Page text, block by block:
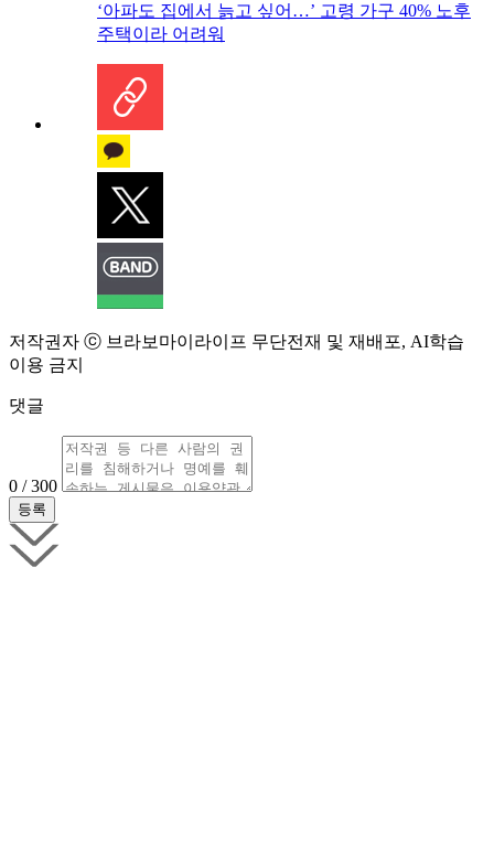
‘아파도 집에서 늙고 싶어…’ 고령 가구 40% 노후
주택이라 어려워
저작권자 ⓒ 브라보마이라이프 무단전재 및 재배포, AI학습
이용 금지
댓글
0 / 300